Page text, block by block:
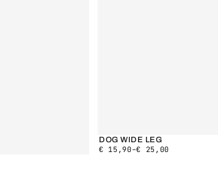
DOG WIDE LEG
€ 15,90–€ 25,00